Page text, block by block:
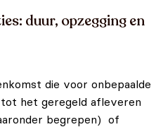
duur, opzegging en
die voor onbepaalde
het geregeld afleveren
begrepen) of